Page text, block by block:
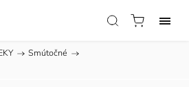
/ Smútočné /